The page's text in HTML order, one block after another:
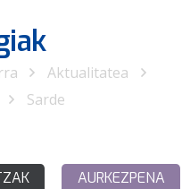
Aktualitatea
Sarde
AURKEZPENA